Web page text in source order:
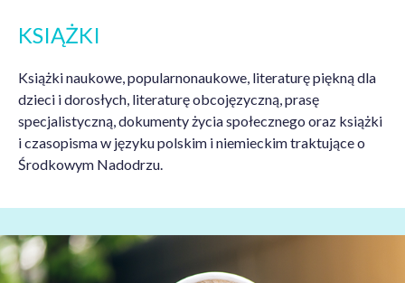
KSIĄŻKI
Książki naukowe, popularnonaukowe, literaturę piękną dla
dzieci i dorosłych, literaturę obcojęzyczną, prasę
specjalistyczną, dokumenty życia społecznego oraz książki
i czasopisma w języku polskim i niemieckim traktujące o
Środkowym Nadodrzu.